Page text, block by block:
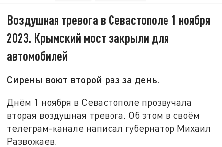
Воздушная тревога в Севастополе 1 ноября
2023. Крымский мост закрыли для
автомобилей
Сирены воют второй раз за день.
Днём 1 ноября в Севастополе прозвучала
вторая воздушная тревога. Об этом в своём
телеграм-канале написал губернатор Михаил
Развожаев.